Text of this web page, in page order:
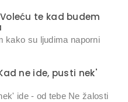
te kad budem
kako su ljudima naporni
ne ide, pusti nek'
ide - od tebe Ne žalosti